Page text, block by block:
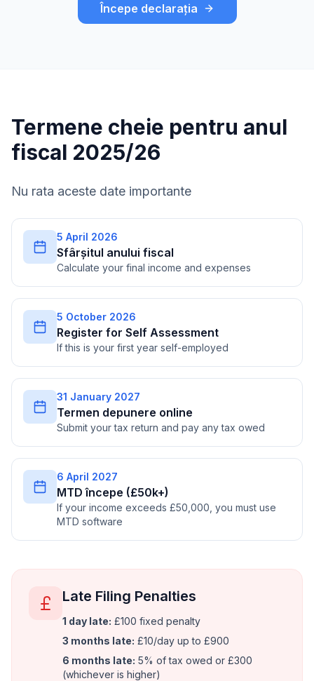
Începe declarația
Termene cheie pentru anul
fiscal 2025/26
Nu rata aceste date importante
5 April 2026
Sfârșitul anului fiscal
Calculate your final income and expenses
5 October 2026
Register for Self Assessment
If this is your first year self-employed
31 January 2027
Termen depunere online
Submit your tax return and pay any tax owed
6 April 2027
MTD începe (£50k+)
If your income exceeds £50,000, you must use
MTD software
Late Filing Penalties
1 day late: £100 fixed penalty
3 months late: £10/day up to £900
6 months late: 5% of tax owed or £300
(whichever is higher)